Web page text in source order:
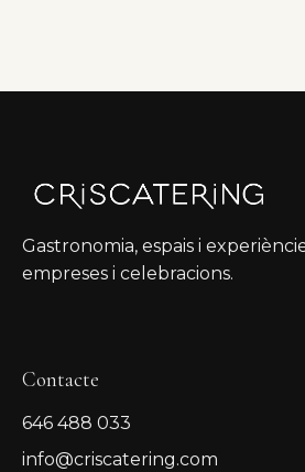
Gastronomia, espais i
empreses i celebracions.
Contacte
646 488 033
info@criscatering.com